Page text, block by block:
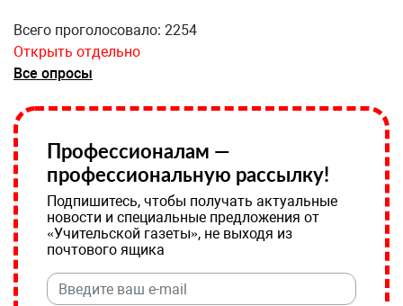
Всего проголосовало: 2254
Открыть отдельно
Все опросы
Профессионалам —
профессиональную рассылку!
Подпишитесь, чтобы получать актуальные
новости и специальные предложения от
«Учительской газеты», не выходя из
почтового ящика